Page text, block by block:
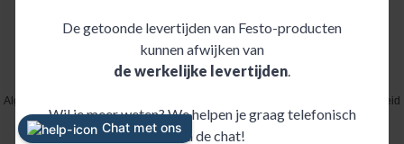
Algemene voorwaarden
Privacybeleid
|
Cookiebeleid |Informatie over INDI